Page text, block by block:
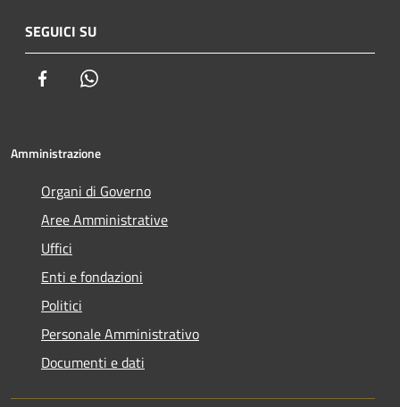
SEGUICI SU
Facebook
Amministrazione
Organi di Governo
Aree Amministrative
Uffici
Enti e fondazioni
Politici
Personale Amministrativo
Documenti e dati